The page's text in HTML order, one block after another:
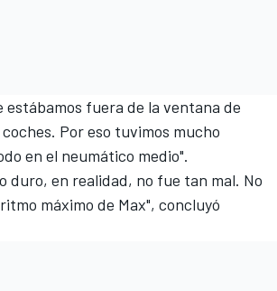
estábamos fuera de la ventana de
Por eso tuvimos mucho
en el neumático medio".
duro, en realidad, no fue tan mal. No
máximo de Max", concluyó